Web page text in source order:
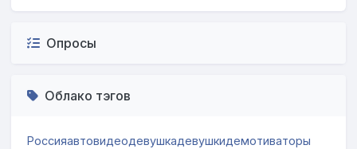
Опросы
Облако тэгов
Россияавтовидеодевушкадевушкидемотиваторы